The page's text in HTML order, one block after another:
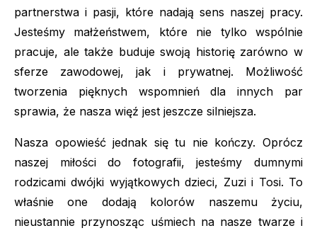
partnerstwa i pasji, które nadają sens naszej pracy.
Jesteśmy małżeństwem, które nie tylko wspólnie
pracuje, ale także buduje swoją historię zarówno w
sferze zawodowej, jak i prywatnej. Możliwość
tworzenia pięknych wspomnień dla innych par
sprawia, że nasza więź jest jeszcze silniejsza.
Nasza opowieść jednak się tu nie kończy. Oprócz
naszej miłości do fotografii, jesteśmy dumnymi
rodzicami dwójki wyjątkowych dzieci, Zuzi i Tosi. To
właśnie one dodają kolorów naszemu życiu,
nieustannie przynosząc uśmiech na nasze twarze i